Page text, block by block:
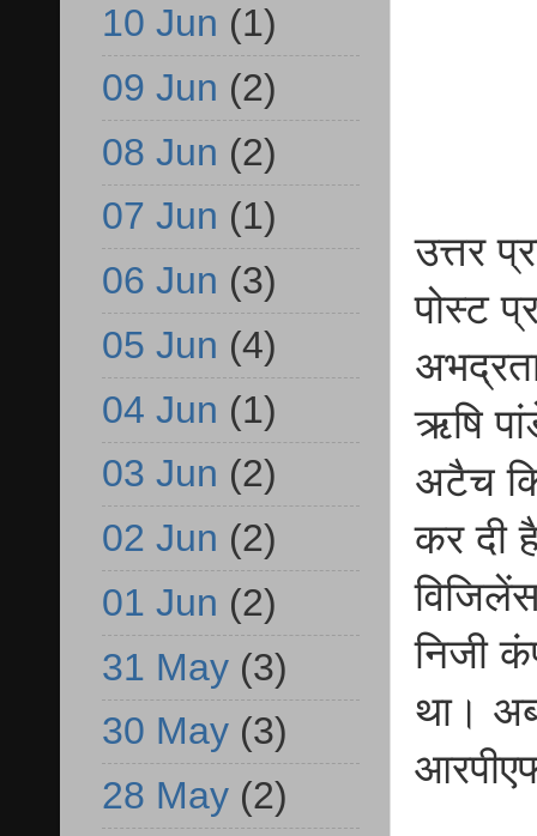
उत्तर
पोस्ट
ऋषि
अटैच
कर दी
निजी
था।
10 Jun (1)
09 Jun (2)
08 Jun (2)
07 Jun (1)
06 Jun (3)
05 Jun (4)
04 Jun (1)
03 Jun (2)
02 Jun (2)
01 Jun (2)
31 May (3)
30 May (3)
28 May (2)